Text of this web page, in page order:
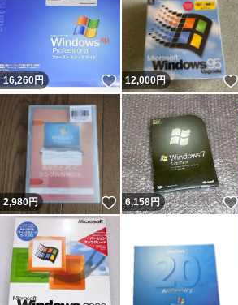
16,260円 いいね！
12,000円
2,980円 いいね！
6,158円